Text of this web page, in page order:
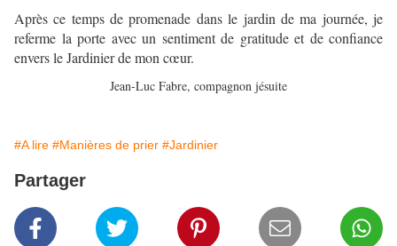
Après ce temps de promenade dans le jardin de ma journée, je
referme la porte avec un sentiment de gratitude et de confiance
envers le Jardinier de mon cœur.
Jean-Luc Fabre, compagnon jésuite
#A lire #Manières de prier #Jardinier
Partager